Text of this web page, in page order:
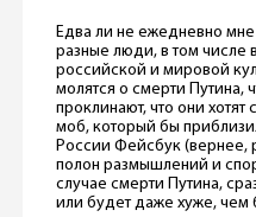
Едва ли не ежедневно
разные люди, в том числе
российской и мировой
молятся о смерти Путина,
проклинают, что они
моб, который бы
России Фейсбук (вернее,
полон размышлений и
случае смерти Путина,
или будет даже хуже, чем